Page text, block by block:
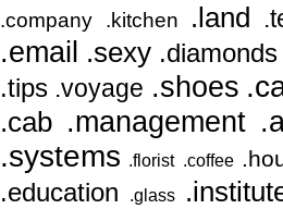
.company .kitchen .land
.email .sexy .diamonds
.tips .voyage .shoes
.cab .management
.systems .florist .coffee
.education .glass